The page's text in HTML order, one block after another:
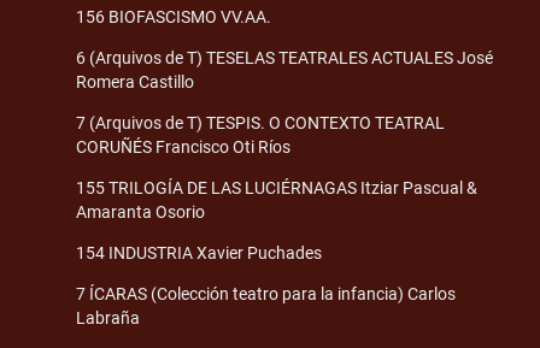
156 BIOFASCISMO VV.AA.
6 (Arquivos de T) TESELAS TEATRALES ACTUALES José
Romera Castillo
7 (Arquivos de T) TESPIS. O CONTEXTO TEATRAL
CORUÑÉS Francisco Oti Ríos
155 TRILOGÍA DE LAS LUCIÉRNAGAS Itziar Pascual &
Amaranta Osorio
154 INDUSTRIA Xavier Puchades
7 ÍCARAS (Colección teatro para la infancia) Carlos
Labraña